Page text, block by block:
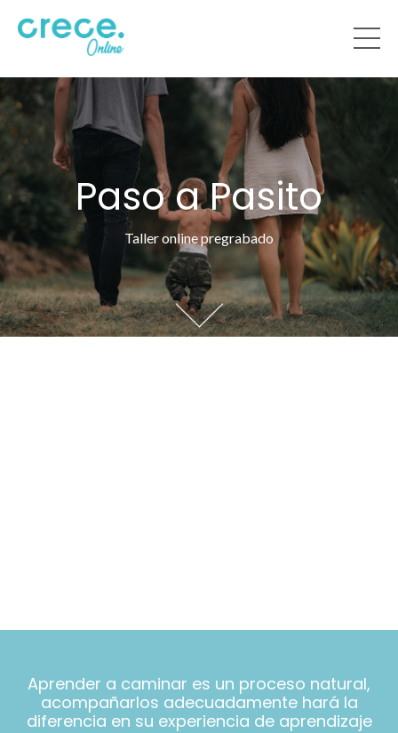
Paso a Pasito
Taller online pregrabado
Aprender a caminar es un proceso natural,
acompañarlos adecuadamente hará la
diferencia en su experiencia de aprendizaje